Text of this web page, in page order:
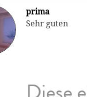
prima
Sehr guten